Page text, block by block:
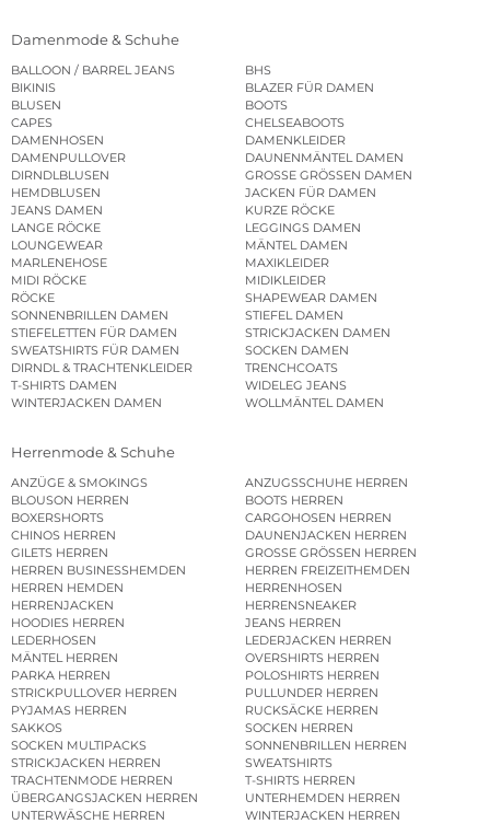
Damenmode & Schuhe
BALLOON / BARREL JEANS
BHS
BIKINIS
BLAZER FÜR DAMEN
BLUSEN
BOOTS
CAPES
CHELSEABOOTS
DAMENHOSEN
DAMENKLEIDER
DAMENPULLOVER
DAUNENMÄNTEL DAMEN
DIRNDLBLUSEN
GROSSE GRÖSSEN DAMEN
HEMDBLUSEN
JACKEN FÜR DAMEN
JEANS DAMEN
KURZE RÖCKE
LANGE RÖCKE
LEGGINGS DAMEN
LOUNGEWEAR
MÄNTEL DAMEN
MARLENEHOSE
MAXIKLEIDER
MIDI RÖCKE
MIDIKLEIDER
RÖCKE
SHAPEWEAR DAMEN
SONNENBRILLEN DAMEN
STIEFEL DAMEN
STIEFELETTEN FÜR DAMEN
STRICKJACKEN DAMEN
SWEATSHIRTS FÜR DAMEN
SOCKEN DAMEN
DIRNDL & TRACHTENKLEIDER
TRENCHCOATS
T-SHIRTS DAMEN
WIDELEG JEANS
WINTERJACKEN DAMEN
WOLLMÄNTEL DAMEN
Herrenmode & Schuhe
ANZÜGE & SMOKINGS
ANZUGSSCHUHE HERREN
BLOUSON HERREN
BOOTS HERREN
BOXERSHORTS
CARGOHOSEN HERREN
CHINOS HERREN
DAUNENJACKEN HERREN
GILETS HERREN
GROSSE GRÖSSEN HERREN
HERREN BUSINESSHEMDEN
HERREN FREIZEITHEMDEN
HERREN HEMDEN
HERRENHOSEN
HERRENJACKEN
HERRENSNEAKER
HOODIES HERREN
JEANS HERREN
LEDERHOSEN
LEDERJACKEN HERREN
MÄNTEL HERREN
OVERSHIRTS HERREN
PARKA HERREN
POLOSHIRTS HERREN
STRICKPULLOVER HERREN
PULLUNDER HERREN
PYJAMAS HERREN
RUCKSÄCKE HERREN
SAKKOS
SOCKEN HERREN
SOCKEN MULTIPACKS
SONNENBRILLEN HERREN
STRICKJACKEN HERREN
SWEATSHIRTS
TRACHTENMODE HERREN
T-SHIRTS HERREN
ÜBERGANGSJACKEN HERREN
UNTERHEMDEN HERREN
UNTERWÄSCHE HERREN
WINTERJACKEN HERREN